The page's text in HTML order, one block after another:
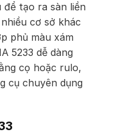
để tạo ra sàn liền
cơ sở khác
phủ màu xám
5233 dễ dàng
cọ hoặc rulo,
cụ chuyên dụng